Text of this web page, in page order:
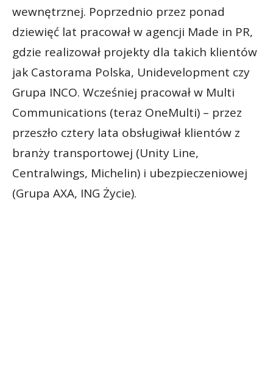
wewnętrznej. Poprzednio przez ponad
dziewięć lat pracował w agencji Made in PR,
gdzie realizował projekty dla takich klientów
jak Castorama Polska, Unidevelopment czy
Grupa INCO. Wcześniej pracował w Multi
Communications (teraz OneMulti) – przez
przeszło cztery lata obsługiwał klientów z
branży transportowej (Unity Line,
Centralwings, Michelin) i ubezpieczeniowej
(Grupa AXA, ING Życie).